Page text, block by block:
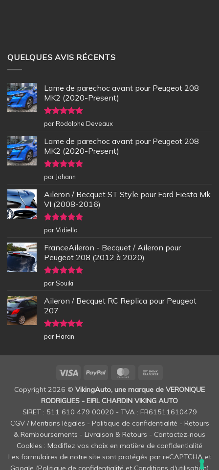
QUELQUES AVIS RÉCENTS
Lame de parechoc avant pour Peugeot 208
MK2 (2020-Present)
Note5sur
5
par Rodolphe Deveaux
Lame de parechoc avant pour Peugeot 208
MK2 (2020-Present)
Note5sur
5
par Johann
Aileron / Becquet ST Style pour Ford Fiesta Mk
VI (2008-2016)
Note5sur
5
par Vidiella
FranceAileron - Becquet / Aileron pour
Peugeot 208 (2012 à 2020)
Note5sur
5
par Souiki
Aileron / Becquet RC Replica pour Peugeot
207
Note5sur
5
par Haran
Visa PayPal MasterCard
Copyright 2026 © VikingAuto, une marque de VERONIQUE
RODRIGUES - EIRL CHARDIN VIKING AUTO
SIRET : 511 610 479 00020 - TVA : FR61511610479
CGV / Mentions légales - Politique de confidentialité - Retours
& Remboursements - Livraison & Retours - Contactez-nous
Cookies : Modifiez vos choix en matière de confidentialité
Les formulaires de notre site sont protégés par reCAPTCHA et
Google (Politique de confidentialité et Conditions d'utilisation)